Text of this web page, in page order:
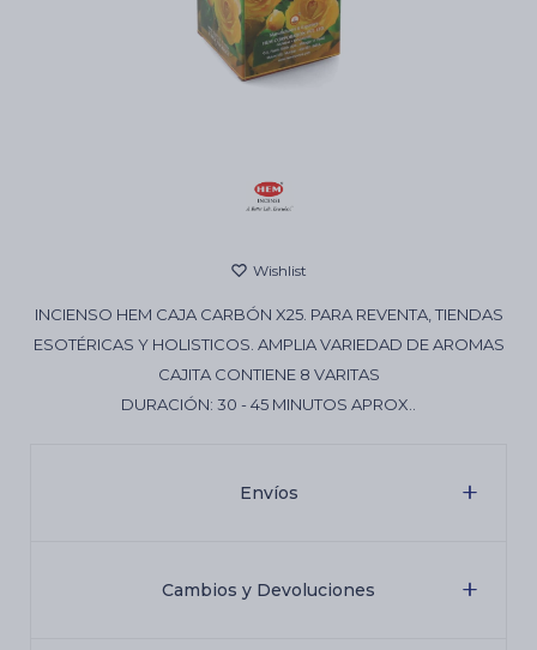
INCIENSO HEM CAJA CARBÓN X25. PARA REVENTA, TIENDAS
ESOTÉRICAS Y HOLISTICOS. AMPLIA VARIEDAD DE AROMAS
CAJITA CONTIENE 8 VARITAS
DURACIÓN: 30 - 45 MINUTOS APROX..
Envíos
Cambios y Devoluciones
Aromatizantes de ambientes
Artículos Esotéricos